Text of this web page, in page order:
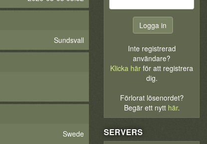
Sundsvall
Swede
Inte registrerad
användare?
Klicka här för att registrera
dig.
Förlorat lösenordet?
Begär ett nytt här.
SERVERS